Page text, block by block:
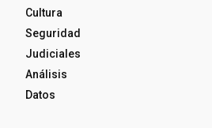
Cultura
Seguridad
Judiciales
Análisis
Datos